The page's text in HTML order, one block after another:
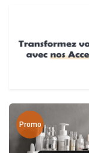
Promo